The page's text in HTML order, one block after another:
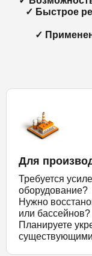
✓ Быстрое
✓
Для
Требуется
оборудование?
Нужно
или бассейнов?
Планируете